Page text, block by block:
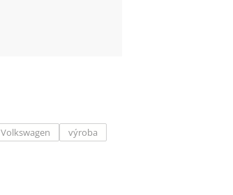
Volkswagen výroba